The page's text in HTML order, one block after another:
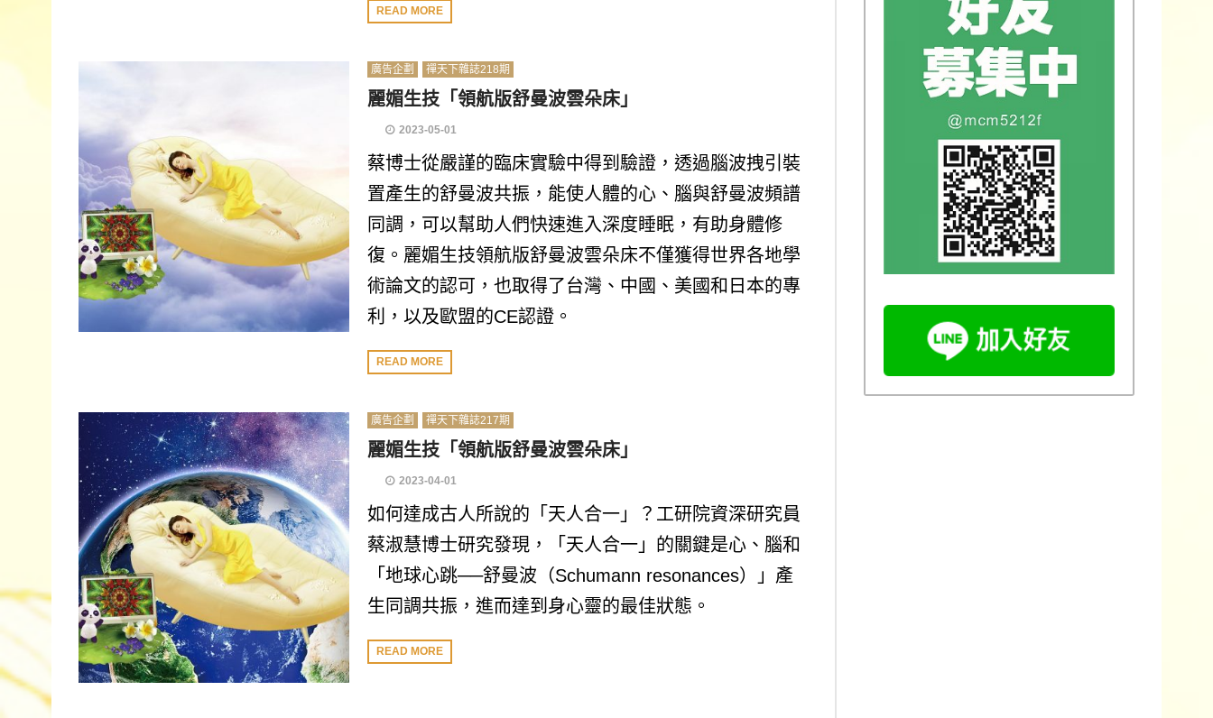
READ MORE
廣告企劃 禪天下雜誌218期
麗媚生技「領航版舒曼波雲朵床」
2023-05-01
蔡博士從嚴謹的臨床實驗中得到驗證，透過腦波拽引裝
置產生的舒曼波共振，能使人體的心、腦與舒曼波頻譜
同調，可以幫助人們快速進入深度睡眠，有助身體修
復。麗媚生技領航版舒曼波雲朵床不僅獲得世界各地學
術論文的認可，也取得了台灣、中國、美國和日本的專
利，以及歐盟的CE認證。
READ MORE
廣告企劃 禪天下雜誌217期
麗媚生技「領航版舒曼波雲朵床」
2023-04-01
如何達成古人所說的「天人合一」？工研院資深研究員
蔡淑慧博士研究發現，「天人合一」的關鍵是心、腦和
「地球心跳──舒曼波（Schumann resonances）」產
生同調共振，進而達到身心靈的最佳狀態。
READ MORE